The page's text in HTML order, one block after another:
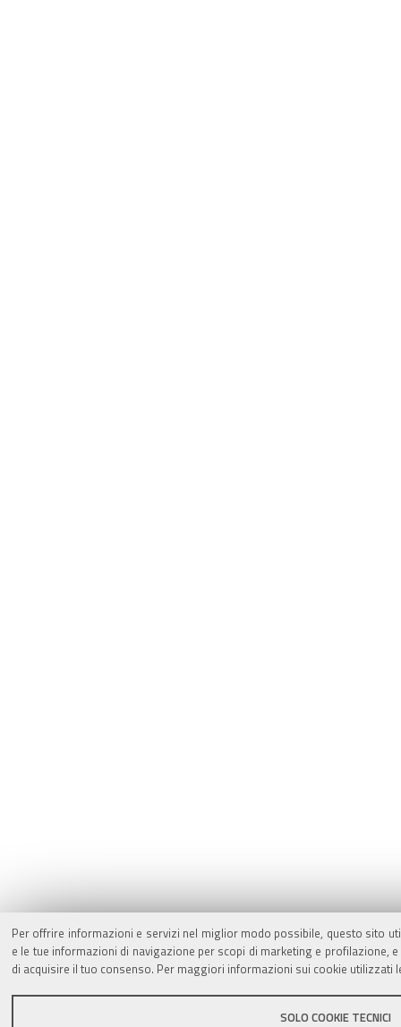
Per offrire informazioni e servizi nel miglior modo possibile, questo sito
e le tue informazioni di navigazione per scopi di marketing e
di acquisire il tuo consenso. Per maggiori informazioni sui cookie utilizzati
SOLO COOKIE TECNICI